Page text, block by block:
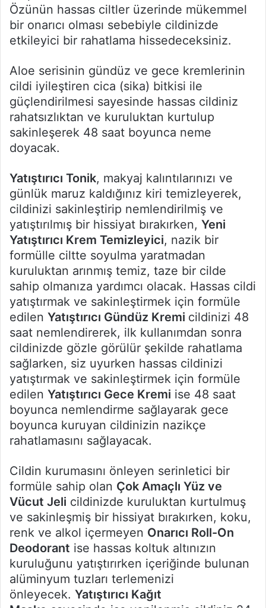
Özünün hassas ciltler üzerinde mükemmel
bir onarıcı olması sebebiyle cildinizde
etkileyici bir rahatlama hissedeceksiniz.
Aloe serisinin gündüz ve gece kremlerinin
cildi iyileştiren cica (sika) bitkisi ile
güçlendirilmesi sayesinde hassas cildiniz
rahatsızlıktan ve kuruluktan kurtulup
sakinleşerek 48 saat boyunca neme
doyacak.
Yatıştırıcı Tonik, makyaj kalıntılarınızı ve
günlük maruz kaldığınız kiri temizleyerek,
cildinizi sakinleştirip nemlendirilmiş ve
yatıştırılmış bir hissiyat bırakırken, Yeni
Yatıştırıcı Krem Temizleyici, nazik bir
formülle ciltte soyulma yaratmadan
kuruluktan arınmış temiz, taze bir cilde
sahip olmanıza yardımcı olacak. Hassas cildi
yatıştırmak ve sakinleştirmek için formüle
edilen Yatıştırıcı Gündüz Kremi cildinizi 48
saat nemlendirerek, ilk kullanımdan sonra
cildinizde gözle görülür şekilde rahatlama
sağlarken, siz uyurken hassas cildinizi
yatıştırmak ve sakinleştirmek için formüle
edilen Yatıştırıcı Gece Kremi ise 48 saat
boyunca nemlendirme sağlayarak gece
boyunca kuruyan cildinizin nazikçe
rahatlamasını sağlayacak.
Cildin kurumasını önleyen serinletici bir
formüle sahip olan Çok Amaçlı Yüz ve
Vücut Jeli cildinizde kuruluktan kurtulmuş
ve sakinleşmiş bir hissiyat bırakırken, koku,
renk ve alkol içermeyen Onarıcı Roll-On
Deodorant ise hassas koltuk altınızın
kuruluğunu yatıştırırken içeriğinde bulunan
alüminyum tuzları terlemenizi
önleyecek. Yatıştırıcı Kağıt